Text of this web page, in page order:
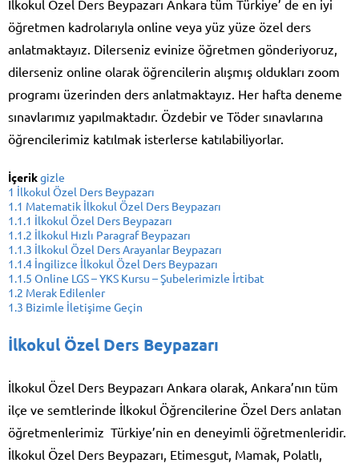
İlkokul Özel Ders Beypazarı Ankara tüm Türkiye’ de en iyi
öğretmen kadrolarıyla online veya yüz yüze özel ders
anlatmaktayız. Dilerseniz evinize öğretmen gönderiyoruz,
dilerseniz online olarak öğrencilerin alışmış oldukları zoom
programı üzerinden ders anlatmaktayız. Her hafta deneme
sınavlarımız yapılmaktadır. Özdebir ve Töder sınavlarına
öğrencilerimiz katılmak isterlerse katılabiliyorlar.
İçerikgizle
1 İlkokul Özel Ders Beypazarı
1.1 Matematik İlkokul Özel Ders Beypazarı
1.1.1 İlkokul Özel Ders Beypazarı
1.1.2 İlkokul Hızlı Paragraf Beypazarı
1.1.3 İlkokul Özel Ders Arayanlar Beypazarı
1.1.4 İngilizce İlkokul Özel Ders Beypazarı
1.1.5 Online LGS – YKS Kursu – Şubelerimizle İrtibat
1.2 Merak Edilenler
1.3 Bizimle İletişime Geçin
İlkokul Özel Ders Beypazarı
İlkokul Özel Ders Beypazarı Ankara olarak, Ankara’nın tüm
ilçe ve semtlerinde İlkokul Öğrencilerine Özel Ders anlatan
öğretmenlerimiz Türkiye’nin en deneyimli öğretmenleridir.
İlkokul Özel Ders Beypazarı, Etimesgut, Mamak, Polatlı,